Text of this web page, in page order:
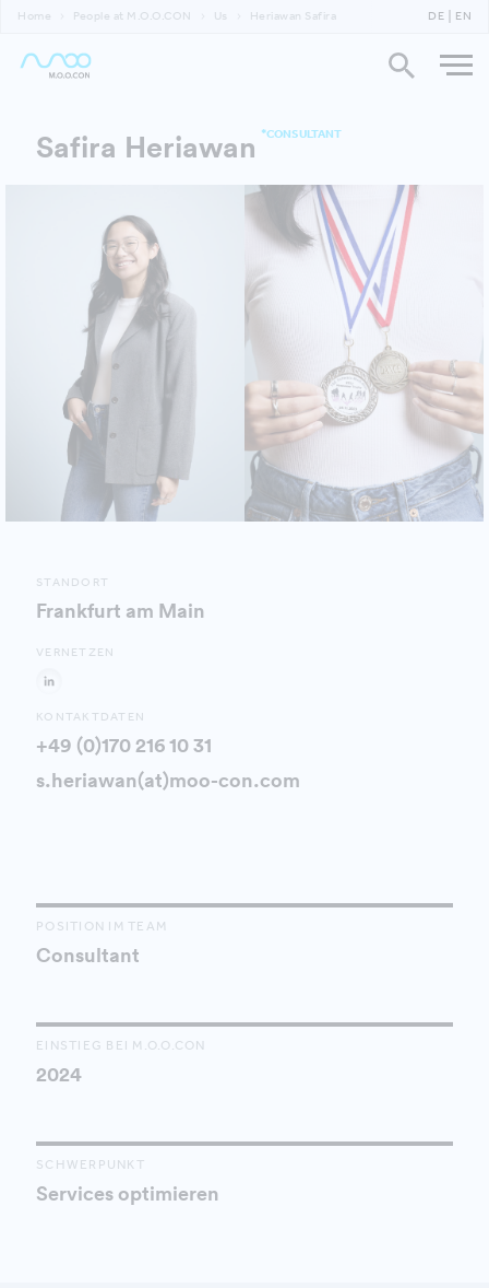
Home People at M.O.O.CON Us Heriawan Safira DE EN
Safira Heriawan *CONSULTANT
STANDORT
Frankfurt am Main
VERNETZEN
KONTAKTDATEN
+49 (0)170 216 10 31
s.heriawan(at)moo-con.com
POSITION IM TEAM
Consultant
EINSTIEG BEI M.O.O.CON
2024
SCHWERPUNKT
Services optimieren